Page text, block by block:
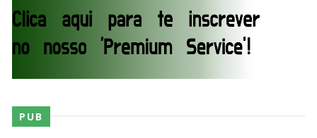
vindas ao primeiro filho
PUB